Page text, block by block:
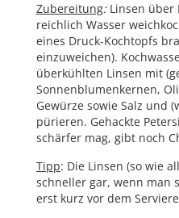
Zubereitung: Linsen über
reichlich Wasser
eines Druck-Kochtopfs
einzuweichen).
überkühlten Linsen mit
Sonnenblumenkernen,
Gewürze sowie Salz und
pürieren. Gehackte
schärfer mag, gibt noch
Tipp: Die Linsen (so wie
schneller gar, wenn man
erst kurz vor dem